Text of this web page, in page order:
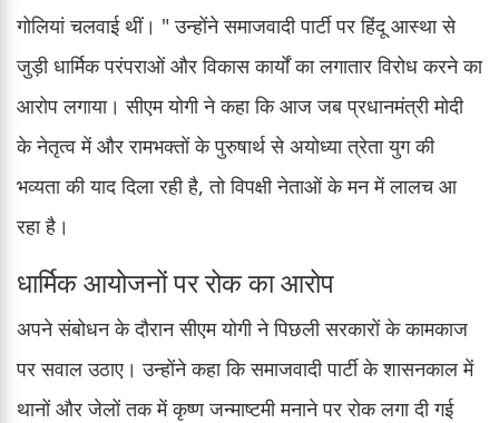
गोलियां चलवाई थीं। " उन्होंने समाजवादी पार्टी पर हिंदू आस्था से
जुड़ी धार्मिक परंपराओं और विकास कार्यों का लगातार विरोध करने का
आरोप लगाया। सीएम योगी ने कहा कि आज जब प्रधानमंत्री मोदी
के नेतृत्व में और रामभक्तों के पुरुषार्थ से अयोध्या त्रेता युग की
भव्यता की याद दिला रही है, तो विपक्षी नेताओं के मन में लालच आ
रहा है।
धार्मिक आयोजनों पर रोक का आरोप
अपने संबोधन के दौरान सीएम योगी ने पिछली सरकारों के कामकाज
पर सवाल उठाए। उन्होंने कहा कि समाजवादी पार्टी के शासनकाल में
थानों और जेलों तक में कृष्ण जन्माष्टमी मनाने पर रोक लगा दी गई